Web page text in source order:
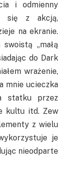
i odmienny
się z akcją,
na ekranie.
„małą
do Dark
wrażenie,
mnie ucieczka
statku przez
kultu itd. Zew
z wielu
je
nieodparte